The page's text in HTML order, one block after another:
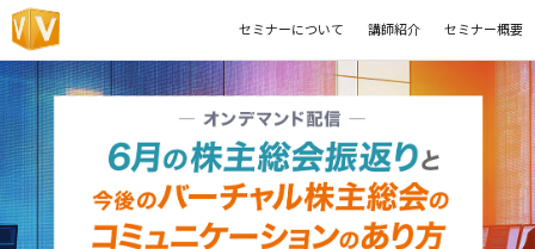
セミナーについて 講師紹介 セミナー概要